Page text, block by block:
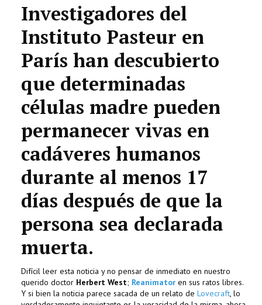
CULTURA
SALUD
Investigadores del
Instituto Pasteur en
París han descubierto
que determinadas
células madre pueden
permanecer vivas en
cadáveres humanos
durante al menos 17
días después de que la
persona sea declarada
muerta.
Difícil leer esta noticia y no pensar de inmediato en nuestro
querido doctor Herbert West; Reanimator en sus ratos libres.
Y si bien la noticia parece sacada de un relato de Lovecraft , lo